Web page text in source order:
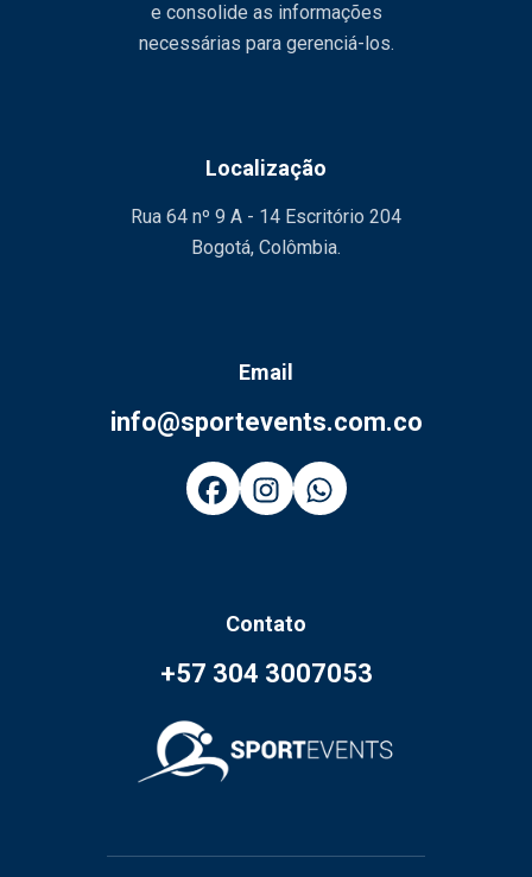
e consolide as informações
necessárias para gerenciá-los.
Localização
Rua 64 nº 9 A - 14 Escritório 204
Bogotá, Colômbia.
Email
info@sportevents.com.co
Contato
+57 304 3007053